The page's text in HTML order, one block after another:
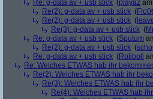
Re: g-data av + usb stick (playaz
Re(2): g-data av + usb stick (
Re(2): g-data av + usb stick (
Re(3): g-data av + usb stick (
Re: g-data av + usb stick (Sputum
Re(2): g-data av + usb stick (
Re: g-data av + usb stick (Roliboli
Re: Welches ETWAS hab ihr
Re(2): Welches ETWAS hab ihr
Re(3): Welches ETWAS hab ihr
Re(4): Welches ETWAS hab